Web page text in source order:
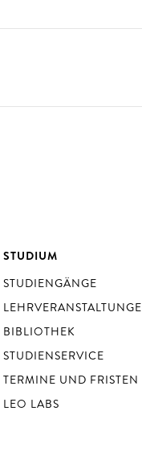
STUDIUM
STUDIENGÄNGE
BIBLIOTHEK
STUDIENSERVICE
TERMINE UND FRISTEN
LEO LABS